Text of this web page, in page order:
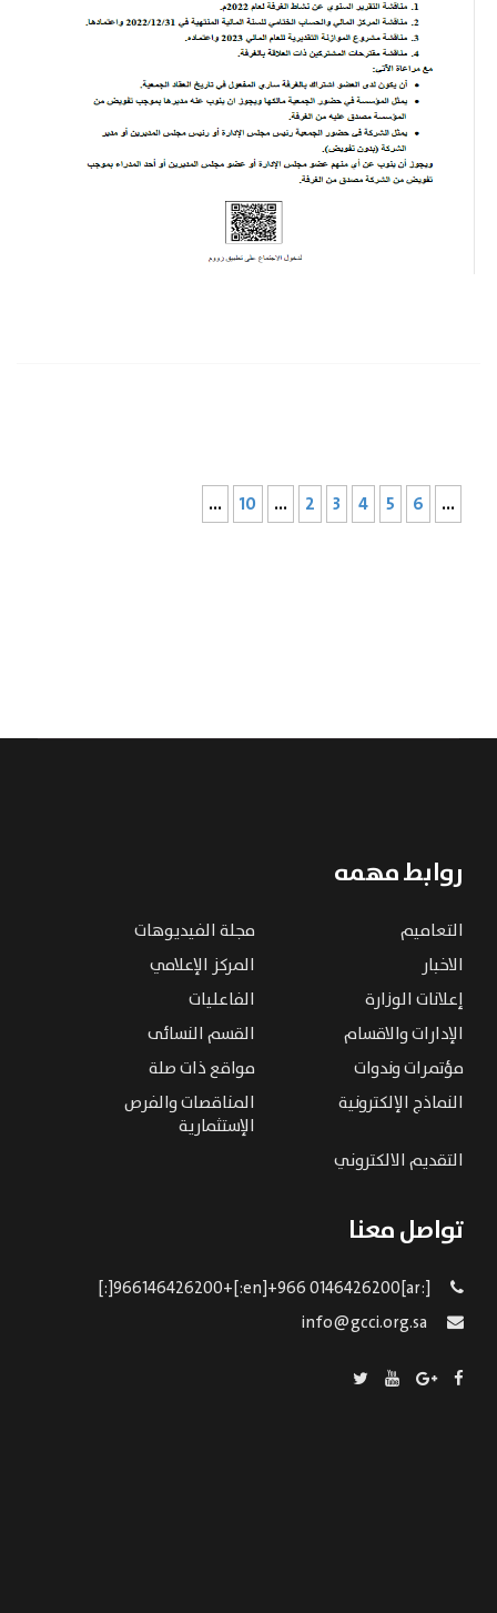
...
2 3 4 5 6
...
10
...
روابط مهمه
التعاميم
مجلة الفيديوهات
الاخبار
المركز الإعلامي
إعلانات الوزارة
الفاعليات
الإدارات والاقسام
القسم النسائى
مؤتمرات وندوات
مواقع ذات صلة
النماذج الإلكترونية
المناقصات والفرص
الإستثمارية
التقديم الالكتروني
تواصل معنا
[:ar]966146426200+[:en]+966 0146426200[:]